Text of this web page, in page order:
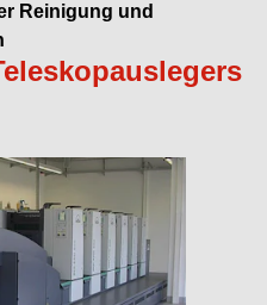
Reinigung und